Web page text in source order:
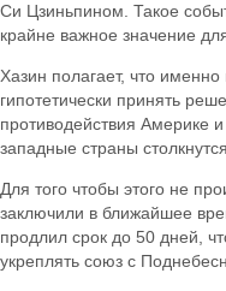
Си Цзиньпином. Такое
крайне важное значение
Хазин полагает, что
гипотетически принять
противодействия Америке
западные страны
Для того чтобы этого не
заключили в ближайшее
продлил срок до 50 дней,
укреплять союз с